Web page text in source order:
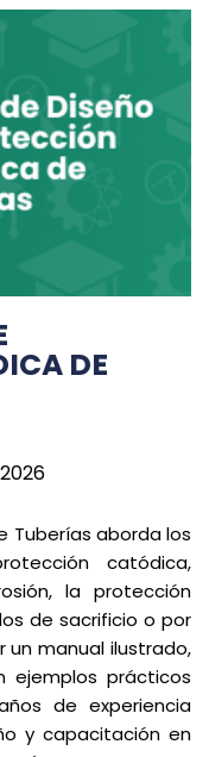
DE
Tuberías aborda los
catódica,
la protección
de sacrificio o por
un manual ilustrado,
ejemplos prácticos
de experiencia
y capacitación en